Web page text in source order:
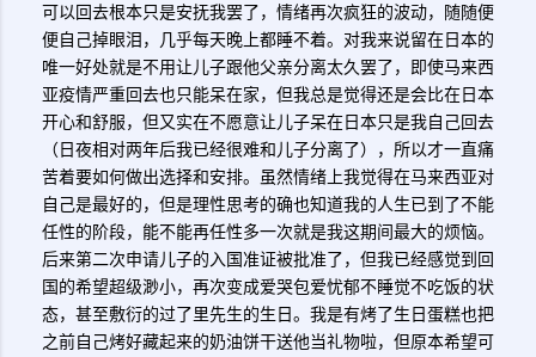
可以回去根本只是安抚我罢了，情绪再次疯狂的波动，随随便
便自己掉眼泪，几乎每天晚上都睡不着。对我来说留在日本的
唯一好处就是不用让儿子跟他父亲分离太久罢了，即使马来西
亚疫情严重回去也只能呆在家，但我总是觉得还是会比在日本
开心和舒服，但又实在不愿意让儿子呆在日本只是我自己回去
（日夜相对两年后我已经很难和儿子分离了），所以才一直痛
苦着要如何做出选择和安排。虽然情绪上我觉得在马来西亚对
自己是最好的，但是理性思考的确也知道我的人生已到了不能
任性的阶段，能不能再任性多一次就是我这期间最大的烦恼。
后来第二次申请儿子的入国准证被批准了，但我已经感觉到回
国的希望超级渺小，再次变成爱哭包爱忧郁不睡觉不吃饭的状
态，甚至敷衍的过了里先生的生日。我是有烤了生日蛋糕也把
之前自己烤好藏起来的奶油饼干送他当礼物啦，但原本希望可